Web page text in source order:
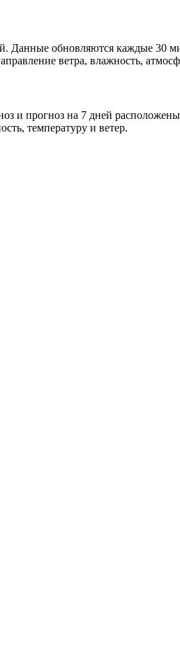
обновляются каждые 30
ветра, влажность,
и прогноз на 7 дней
температуру и ветер.